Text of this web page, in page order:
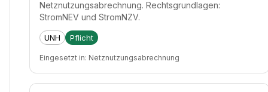
Netznutzungsabrechnung. Rechtsgrundlagen:
StromNEV und StromNZV.
UNH Pflicht
Eingesetzt in: Netznutzungsabrechnung